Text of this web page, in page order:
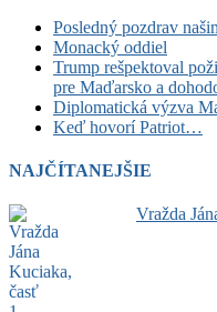
Posledný pozdrav
Monacký oddiel
Trump rešpektoval
pre Maďarsko a
Diplomatická výzva
Keď hovorí Patriot…
NAJČÍTANEJŠIE
Vražda